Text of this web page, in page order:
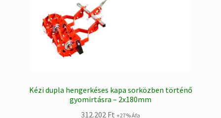
Kézi dupla hengerkéses kapa sorközben történő
gyomirtásra – 2x180mm
312.202 Ft +27% Áfa